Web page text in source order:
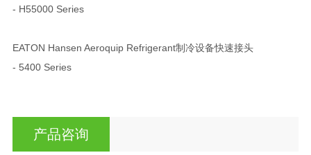
- H55000 Series
EATON Hansen Aeroquip Refrigerant制冷设备快速接头
- 5400 Series
产品咨询